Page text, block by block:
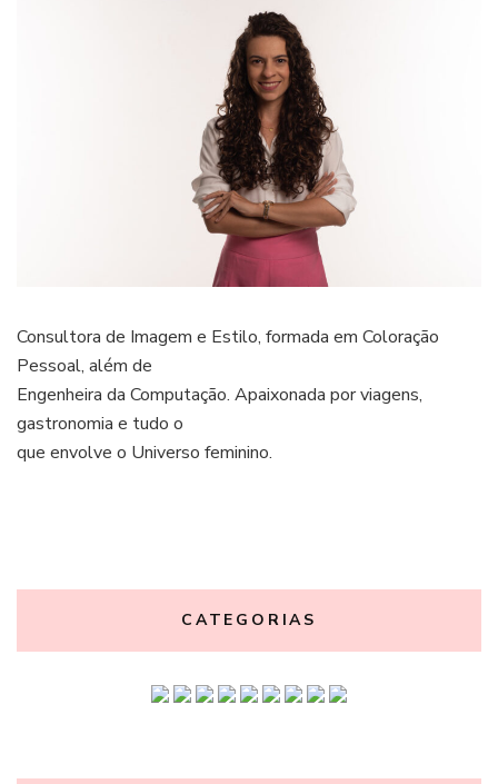
Consultora de Imagem e Estilo, formada em Coloração
Pessoal, além de
Engenheira da Computação. Apaixonada por viagens,
gastronomia e tudo o
que envolve o Universo feminino.
CATEGORIAS